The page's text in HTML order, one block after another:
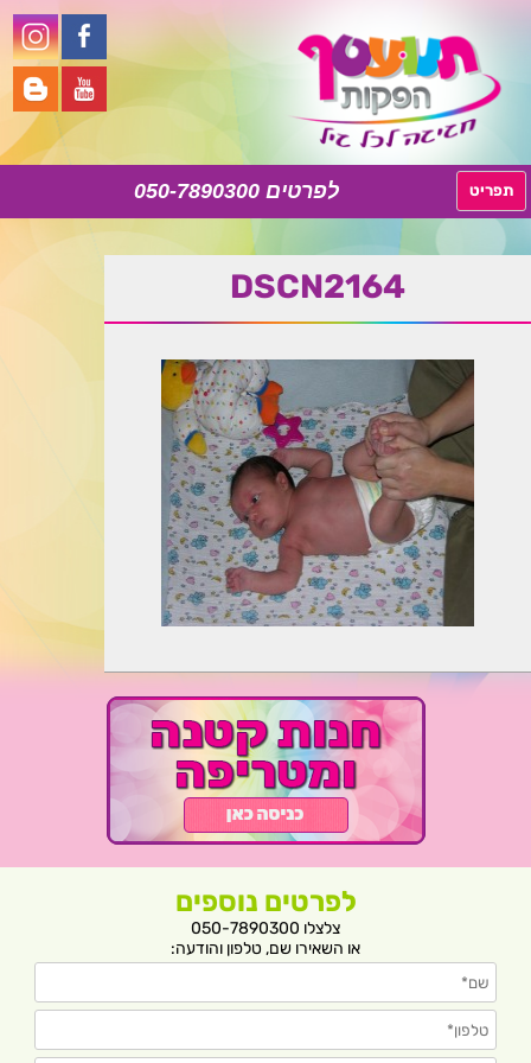
050-7890300 תפריט
לתוכן
DSCN2164
לפרטים נוספים
צלצלו 050-7890300
או השאירו שם, טלפון והודעה: